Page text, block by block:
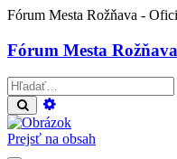
Fórum Mesta Rožňava -
Fórum Mesta Rožňava
Hľadať
vyhľadávanie
Prejsť na obsah